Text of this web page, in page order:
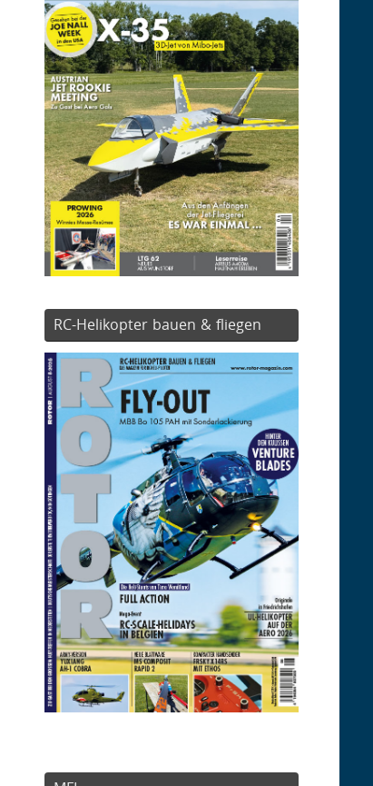
RC-Helikopter bauen & fliegen